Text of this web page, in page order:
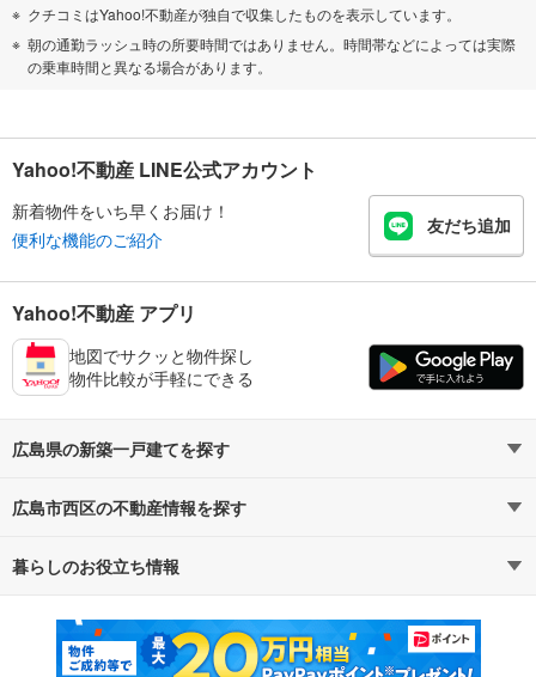
クチコミはYahoo!不動産が独自で収集したものを表示しています。
朝の通勤ラッシュ時の所要時間ではありません。時間帯などによっては実際
の乗車時間と異なる場合があります。
Yahoo!不動産 LINE公式アカウント
新着物件をいち早くお届け！
便利な機能のご紹介
友だち追加
Yahoo!不動産 アプリ
地図でサクッと物件探し
物件比較が手軽にできる
広島県の新築一戸建てを探す
路線・駅から探す
通勤・通学時間から探す
広島市西区の不動産情報を探す
不動産・住宅
新築マンション 中古マンション
暮らしのお役立ち情報
マンションカタログ 教えて！住まいの先生